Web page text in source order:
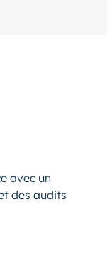
avec un
des audits